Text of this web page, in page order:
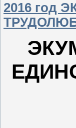
2016 год